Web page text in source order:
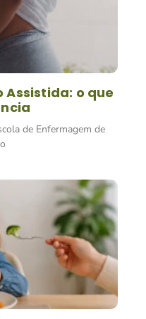
Assistida: o que
de Enfermagem de